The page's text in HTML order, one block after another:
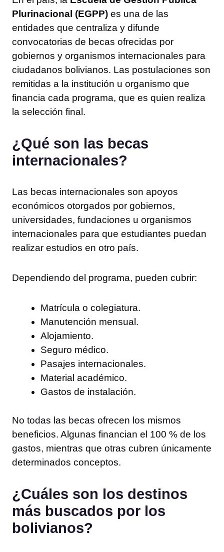
Plurinacional (EGPP) es una de las
entidades que centraliza y difunde
convocatorias de becas ofrecidas por
gobiernos y organismos internacionales para
ciudadanos bolivianos. Las postulaciones son
remitidas a la institución u organismo que
financia cada programa, que es quien realiza
la selección final.
¿Qué son las becas
internacionales?
Las becas internacionales son apoyos
económicos otorgados por gobiernos,
universidades, fundaciones u organismos
internacionales para que estudiantes puedan
realizar estudios en otro país.
Dependiendo del programa, pueden cubrir:
Matrícula o colegiatura.
Manutención mensual.
Alojamiento.
Seguro médico.
Pasajes internacionales.
Material académico.
Gastos de instalación.
No todas las becas ofrecen los mismos
beneficios. Algunas financian el 100 % de los
gastos, mientras que otras cubren únicamente
determinados conceptos.
¿Cuáles son los destinos
más buscados por los
bolivianos?